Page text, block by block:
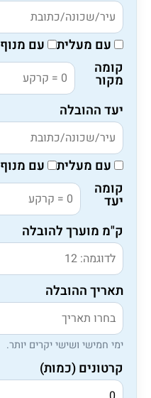
עם מעלית
עם מנוף
קומה
מקור
יעד ההובלה
עם מעלית
עם מנוף
קומה
יעד
ק"מ מוערך להובלה
תאריך ההובלה
ימי חמישי ושישי יקרים יותר.
קרטונים (כמות)